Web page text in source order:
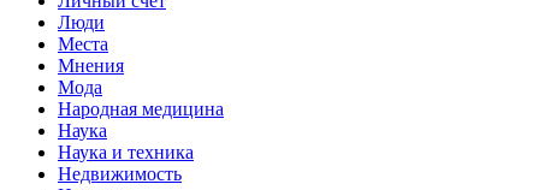
Люди
Места
Мнения
Мода
Народная медицина
Наука
Наука и техника
Недвижимость